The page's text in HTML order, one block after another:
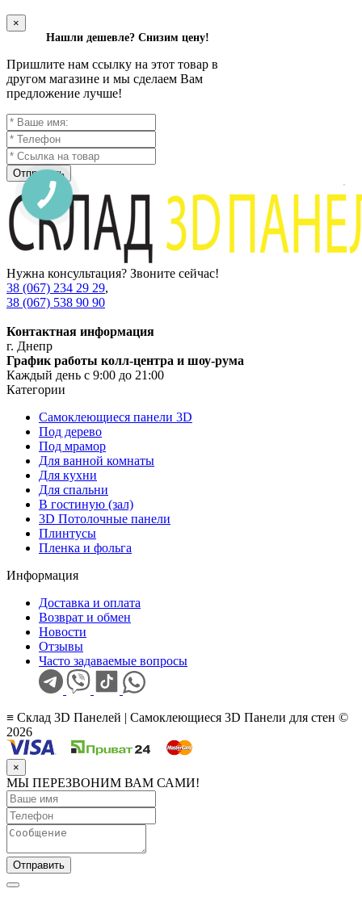
×
Нашли дешевле? Снизим цену!
Пришлите нам ссылку на этот товар в
другом магазине и мы сделаем Вам
предложение лучше!
Отправить
Нужна консультация? Звоните сейчас!
38 (067) 234 29 29,
38 (067) 538 90 90
Контактная информация
г. Днепр
График работы колл-центра и шоу-рума
Каждый день с 9:00 до 21:00
Категории
Самоклеющиеся панели 3D
Под дерево
Под мрамор
Для ванной комнаты
Для кухни
Для спальни
В гостиную (зал)
3D Потолочные панели
Плинтусы
Пленка и фольга
Информация
Доставка и оплата
Возврат и обмен
Новости
Отзывы
Часто задаваемые вопросы
≡ Склад 3D Панелей | Самоклеющиеся 3D Панели для стен ©
2026
×
МЫ ПЕРЕЗВОНИМ ВАМ САМИ!
Отправить